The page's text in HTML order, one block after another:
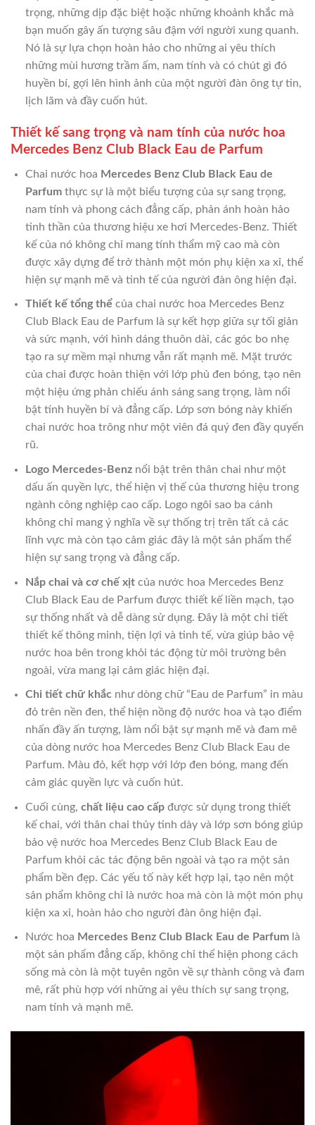
trọng, những dịp đặc biệt hoặc những khoảnh khắc mà
bạn muốn gây ấn tượng sâu đậm với người xung quanh.
Nó là sự lựa chọn hoàn hảo cho những ai yêu thích
những mùi hương trầm ấm, nam tính và có chút gì đó
huyền bí, gợi lên hình ảnh của một người đàn ông tự tin,
lịch lãm và đầy cuốn hút.
Thiết kế sang trọng và nam tính của nước hoa
Mercedes Benz Club Black Eau de Parfum
Chai nước hoa Mercedes Benz Club Black Eau de
Parfumthực sự là một biểu tượng của sự sang trọng,
nam tính và phong cách đẳng cấp, phản ánh hoàn hảo
tinh thần của thương hiệu xe hơi Mercedes-Benz. Thiết
kế của nó không chỉ mang tính thẩm mỹ cao mà còn
được xây dựng để trở thành một món phụ kiện xa xỉ, thể
hiện sự mạnh mẽ và tinh tế của người đàn ông hiện đại.
Thiết kế tổng thể của chai nước hoa Mercedes Benz
Club Black Eau de Parfum là sự kết hợp giữa sự tối giản
và sức mạnh, với hình dáng thuôn dài, các góc bo nhẹ
tạo ra sự mềm mại nhưng vẫn rất mạnh mẽ. Mặt trước
của chai được hoàn thiện với lớp phủ đen bóng, tạo nên
một hiệu ứng phản chiếu ánh sáng sang trọng, làm nổi
bật tính huyền bí và đẳng cấp. Lớp sơn bóng này khiến
chai nước hoa trông như một viên đá quý đen đầy quyến
rũ.
Logo Mercedes-Benznổi bật trên thân chai như một
dấu ấn quyền lực, thể hiện vị thế của thương hiệu trong
ngành công nghiệp cao cấp. Logo ngôi sao ba cánh
không chỉ mang ý nghĩa về sự thống trị trên tất cả các
lĩnh vực mà còn tạo cảm giác đây là một sản phẩm thể
hiện sự sang trọng và đẳng cấp.
Nắp chai và cơ chế xịtcủa nước hoa Mercedes Benz
Club Black Eau de Parfum được thiết kế liền mạch, tạo
sự thống nhất và dễ dàng sử dụng. Đây là một chi tiết
thiết kế thông minh, tiện lợi và tinh tế, vừa giúp bảo vệ
nước hoa bên trong khỏi tác động từ môi trường bên
ngoài, vừa mang lại cảm giác hiện đại.
Chi tiết chữ khắcnhư dòng chữ “Eau de Parfum” in màu
đỏ trên nền đen, thể hiện nồng độ nước hoa và tạo điểm
nhấn đầy ấn tượng, làm nổi bật sự mạnh mẽ và đam mê
của dòng nước hoa Mercedes Benz Club Black Eau de
Parfum. Màu đỏ, kết hợp với lớp đen bóng, mang đến
cảm giác quyền lực và cuốn hút.
Cuối cùng, chất liệu cao cấpđược sử dụng trong thiết
kế chai, với thân chai thủy tinh dày và lớp sơn bóng giúp
bảo vệ nước hoa Mercedes Benz Club Black Eau de
Parfum khỏi các tác động bên ngoài và tạo ra một sản
phẩm bền đẹp. Các yếu tố này kết hợp lại, tạo nên một
sản phẩm không chỉ là nước hoa mà còn là một món phụ
kiện xa xỉ, hoàn hảo cho người đàn ông hiện đại.
Nước hoa Mercedes Benz Club Black Eau de Parfumlà
một sản phẩm đẳng cấp, không chỉ thể hiện phong cách
sống mà còn là một tuyên ngôn về sự thành công và đam
mê, rất phù hợp với những ai yêu thích sự sang trọng,
nam tính và mạnh mẽ.